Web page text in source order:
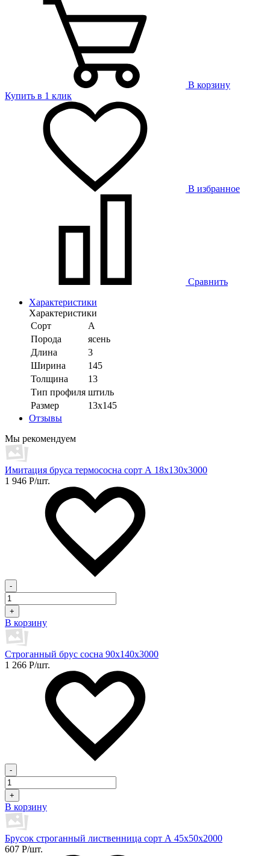
В корзину
Купить в 1 клик
В избранное
Сравнить
Характеристики
Характеристики
Сорт
А
Порода
ясень
Длина
3
Ширина
145
Толщина
13
Тип профиля штиль
Размер
13х145
Отзывы
Мы рекомендуем
Имитация бруса термососна сорт А 18х130х3000
1 946 Р/шт.
-
+
В корзину
Строганный брус сосна 90х140х3000
1 266 Р/шт.
-
+
В корзину
Брусок строганный лиственница сорт А 45х50х2000
607 Р/шт.